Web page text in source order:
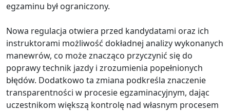
egzaminu był ograniczony.
Nowa regulacja otwiera przed kandydatami oraz ich
instruktorami możliwość dokładnej analizy wykonanych
manewrów, co może znacząco przyczynić się do
poprawy technik jazdy i zrozumienia popełnionych
błędów. Dodatkowo ta zmiana podkreśla znaczenie
transparentności w procesie egzaminacyjnym, dając
uczestnikom większą kontrolę nad własnym procesem